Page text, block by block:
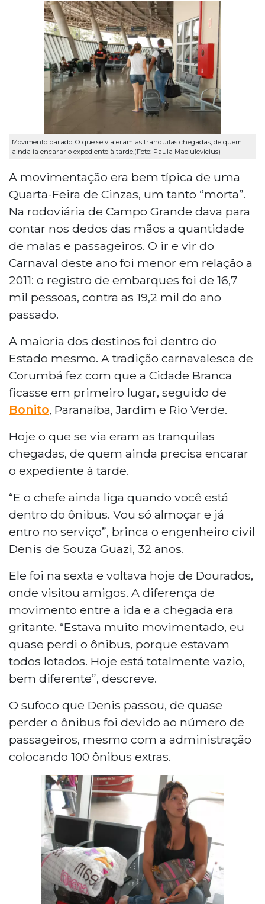
Movimento parado. O que se via eram as tranquilas chegadas, de quem
ainda ia encarar o expediente à tarde.(Foto: Paula Maciulevicius)
A movimentação era bem típica de uma
Quarta-Feira de Cinzas, um tanto “morta”.
Na rodoviária de Campo Grande dava para
contar nos dedos das mãos a quantidade
de malas e passageiros. O ir e vir do
Carnaval deste ano foi menor em relação a
2011: o registro de embarques foi de 16,7
mil pessoas, contra as 19,2 mil do ano
passado.
A maioria dos destinos foi dentro do
Estado mesmo. A tradição carnavalesca de
Corumbá fez com que a Cidade Branca
ficasse em primeiro lugar, seguido de
Bonito, Paranaíba, Jardim e Rio Verde.
Hoje o que se via eram as tranquilas
chegadas, de quem ainda precisa encarar
o expediente à tarde.
“E o chefe ainda liga quando você está
dentro do ônibus. Vou só almoçar e já
entro no serviço”, brinca o engenheiro civil
Denis de Souza Guazi, 32 anos.
Ele foi na sexta e voltava hoje de Dourados,
onde visitou amigos. A diferença de
movimento entre a ida e a chegada era
gritante. “Estava muito movimentado, eu
quase perdi o ônibus, porque estavam
todos lotados. Hoje está totalmente vazio,
bem diferente”, descreve.
O sufoco que Denis passou, de quase
perder o ônibus foi devido ao número de
passageiros, mesmo com a administração
colocando 100 ônibus extras.